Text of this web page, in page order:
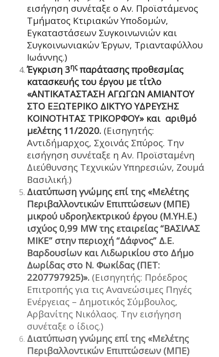
εισήγηση συνέταξε ο Αν. Προϊστάμενος
Τμήματος Κτιριακών Υποδομών,
Εγκαταστάσεων Συγκοινωνιών και
Συγκοινωνιακών Έργων, Τριανταφύλλου
Ιωάννης.)
Έγκριση 3ηςπαράτασης προθεσμίας
κατασκευής του έργου με τίτλο
«ΑΝΤΙΚΑΤΑΣΤΑΣΗ ΑΓΩΓΩΝ ΑΜΙΑΝΤΟΥ
ΣΤΟ ΕΞΩΤΕΡΙΚΟ ΔΙΚΤΥΟ ΥΔΡΕΥΣΗΣ
ΚΟΙΝΟΤΗΤΑΣ ΤΡΙΚΟΡΦΟΥ» και αριθμό
μελέτης 11/2020. (Εισηγητής:
Αντιδήμαρχος, Σχοινάς Σπύρος. Την
εισήγηση συνέταξε η Αν. Προϊσταμένη
Διεύθυνσης Τεχνικών Υπηρεσιών, Ζουμά
Βασιλική.)
Διατύπωση γνώμης επί της «Μελέτης
Περιβαλλοντικών Επιπτώσεων (ΜΠΕ)
μικρού υδροηλεκτρικού έργου (Μ.ΥΗ.Ε.)
ισχύος 0,99 MW της εταιρείας “ΒΑΣΙΛΑΣ
ΜΙΚE” στην περιοχή “Δάφνος” Δ.Ε.
Βαρδουσίων και Λιδωρικίου στο Δήμο
Δωρίδας στο Ν. Φωκίδας (ΠΕΤ:
2207797925)». (Εισηγητής: Πρόεδρος
Επιτροπής για τις Ανανεώσιμες Πηγές
Ενέργειας – Δημοτικός Σύμβουλος,
Αρβανίτης Νικόλαος. Την εισήγηση
συνέταξε ο ίδιος.)
Διατύπωση γνώμης επί της «Μελέτης
Περιβαλλοντικών Επιπτώσεων (ΜΠΕ)